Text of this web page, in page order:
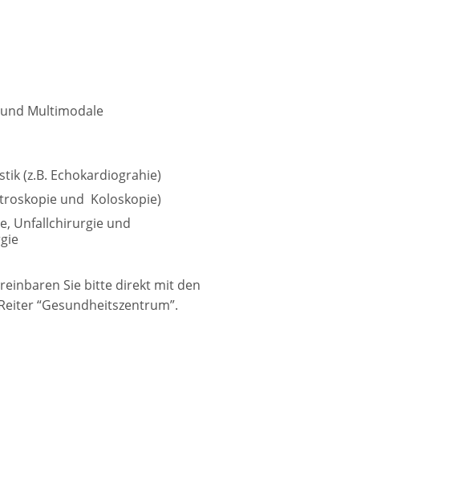
Multimodale
(z.B. Echokardiograhie)
und Koloskopie)
Unfallchirurgie und
Sie bitte direkt mit den
“Gesundheitszentrum”.